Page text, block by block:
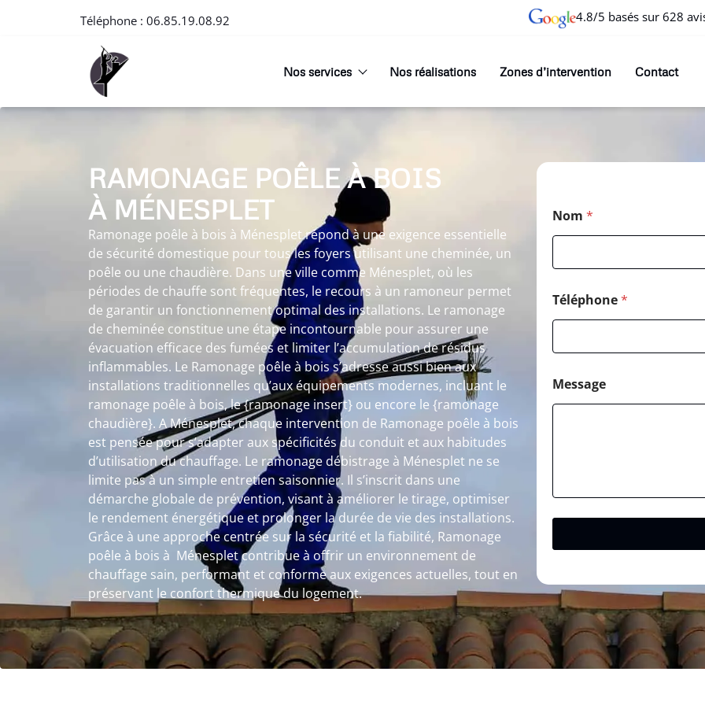
Téléphone : 06.85.19.08.92 4.8/5 basés sur 628
Nos services Nos réalisations Zones d’intervention Contact
RAMONAGE POÊLE À BOIS
À MÉNESPLET
Ramonage poêle à bois à Ménesplet répond à une exigence essentielle
de sécurité domestique pour tous les foyers utilisant une cheminée, un
poêle ou une chaudière. Dans une ville comme Ménesplet, où les
périodes de chauffe sont fréquentes, le recours à un ramoneur permet
de garantir un fonctionnement optimal des installations. Le ramonage
de cheminée constitue une étape incontournable pour assurer une
évacuation efficace des fumées et limiter l’accumulation de résidus
inflammables. Le Ramonage poêle à bois s’adresse aussi bien aux
installations traditionnelles qu’aux équipements modernes, incluant le
ramonage poêle à bois, le {ramonage insert} ou encore le {ramonage
chaudière}. A Ménesplet, chaque intervention de Ramonage poêle à bois
est pensée pour s’adapter aux spécificités du conduit et aux habitudes
d’utilisation du chauffage. Le ramonage débistrage à Ménesplet ne se
limite pas à un simple entretien saisonnier. Il s’inscrit dans une
démarche globale de prévention, visant à améliorer le tirage, optimiser
le rendement énergétique et prolonger la durée de vie des installations.
Grâce à une approche centrée sur la sécurité et la fiabilité, Ramonage
poêle à bois à Ménesplet contribue à offrir un environnement de
chauffage sain, performant et conforme aux exigences actuelles, tout en
préservant le confort thermique du logement.
Nom *
Téléphone*
Message